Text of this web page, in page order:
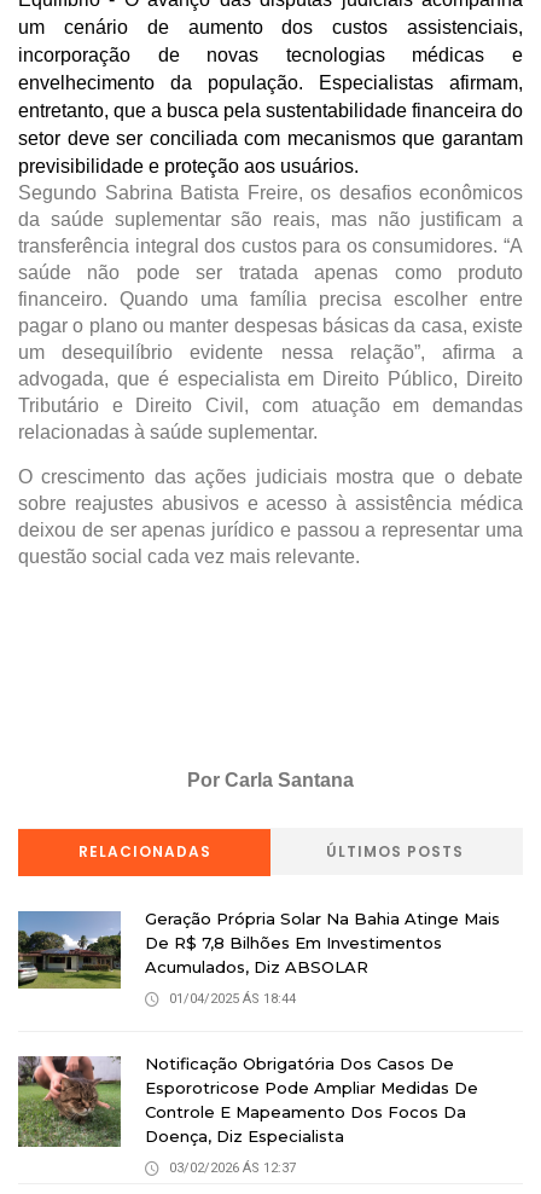
um cenário de aumento dos custos assistenciais,
incorporação de novas tecnologias médicas e
envelhecimento da população. Especialistas afirmam,
entretanto, que a busca pela sustentabilidade financeira do
setor deve ser conciliada com mecanismos que garantam
previsibilidade e proteção aos usuários.
Segundo Sabrina Batista Freire, os desafios econômicos
da saúde suplementar são reais, mas não justificam a
transferência integral dos custos para os consumidores. “A
saúde não pode ser tratada apenas como produto
financeiro. Quando uma família precisa escolher entre
pagar o plano ou manter despesas básicas da casa, existe
um desequilíbrio evidente nessa relação”, afirma a
advogada, que é especialista em Direito Público, Direito
Tributário e Direito Civil, com atuação em demandas
relacionadas à saúde suplementar.
O crescimento das ações judiciais mostra que o debate
sobre reajustes abusivos e acesso à assistência médica
deixou de ser apenas jurídico e passou a representar uma
questão social cada vez mais relevante.
Por Carla Santana
RELACIONADAS ÚLTIMOS POSTS
Geração Própria Solar Na Bahia Atinge Mais
De R$ 7,8 Bilhões Em Investimentos
Acumulados, Diz ABSOLAR
01/04/2025 ÁS 18:44
Notificação Obrigatória Dos Casos De
Esporotricose Pode Ampliar Medidas De
Controle E Mapeamento Dos Focos Da
Doença, Diz Especialista
03/02/2026 ÁS 12:37